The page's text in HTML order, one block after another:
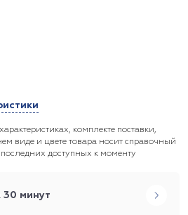
комплекте поставки,
виде и цвете товара носит справочный
доступных к моменту
30 минут